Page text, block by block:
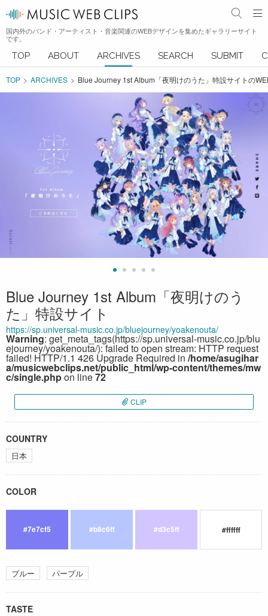
国内外のバンド・アーティスト・音楽関連のWEBデザインを集めたギャラリーサイト
です。
TOP ABOUT ARCHIVES SEARCH SUBMIT
TOP ARCHIVES Blue Journey 1st Album「夜明けのうた」特設サイトの
Blue Journey 1st Album「夜明けのう
た」特設サイト
https://sp.universal-music.co.jp/bluejourney/yoakenouta/
Warning: get_meta_tags(https://sp.universal-music.co.jp/blu
ejourney/yoakenouta/): failed to open stream: HTTP request
failed! HTTP/1.1 426 Upgrade Required in /home/asugihar
a/musicwebclips.net/public_html/wp-content/themes/mw
c/single.phpon line72
CLIP
COUNTRY
日本
COLOR
#7e7cf5 #b8c6ff #d3c5ff #ffffff
ブルー パープル
TASTE